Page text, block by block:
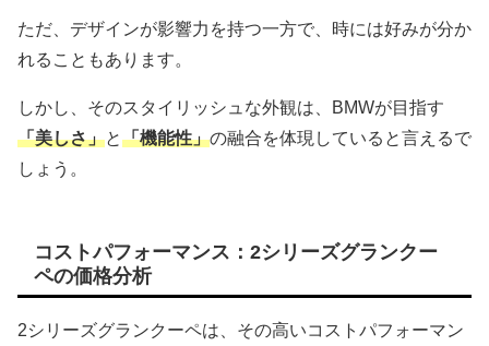
ただ、デザインが影響力を持つ一方で、時には好みが分か
れることもあります。
しかし、そのスタイリッシュな外観は、BMWが目指す
「美しさ」と「機能性」の融合を体現していると言えるで
しょう。
コストパフォーマンス：2シリーズグランクー
ペの価格分析
2シリーズグランクーペは、その高いコストパフォーマン